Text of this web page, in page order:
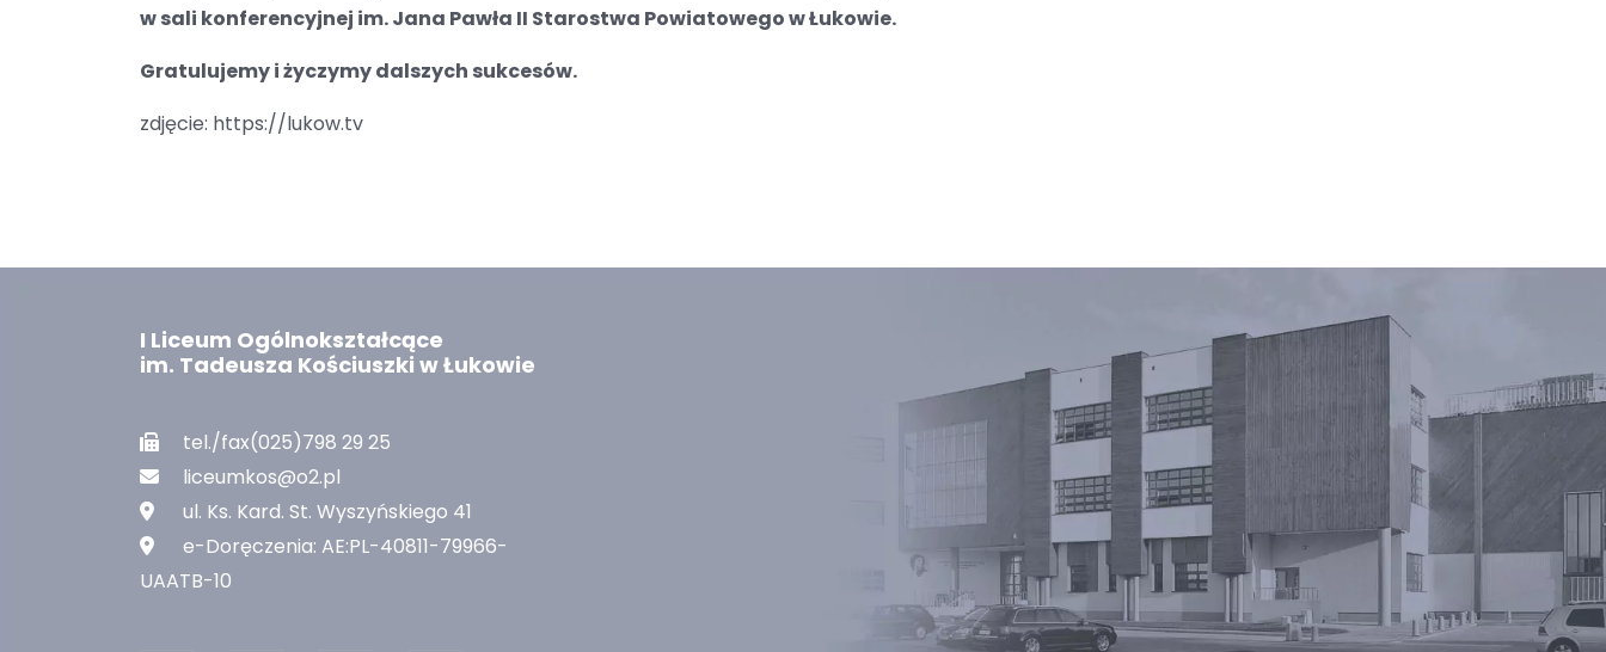
w sali konferencyjnej im. Jana Pawła II Starostwa Powiatowego w Łukowie.
Gratulujemy i życzymy dalszych sukcesów.
zdjęcie: https://lukow.tv
I Liceum Ogólnokształcące
im. Tadeusza Kościuszki w Łukowie
tel./fax(025)798 29 25
liceumkos@o2.pl
ul. Ks. Kard. St. Wyszyńskiego 41
e-Doręczenia: AE:PL-40811-79966-
UAATB-10